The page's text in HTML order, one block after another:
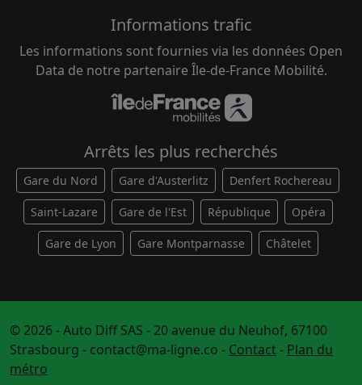
Informations trafic
Les informations sont fournies via les données Open
Data de notre partenaire Île-de-France Mobilité.
Arrêts les plus recherchés
Gare du Nord Gare d'Austerlitz Denfert Rochereau
Saint-Lazare Gare de l'Est République Opéra
Gare de Lyon Gare Montparnasse Châtelet
© 2026 - Auto Diff SAS - 20 avenue du Neuhof, 67100
Strasbourg - contact@ma-ligne.co - Contact- Plan du
métro